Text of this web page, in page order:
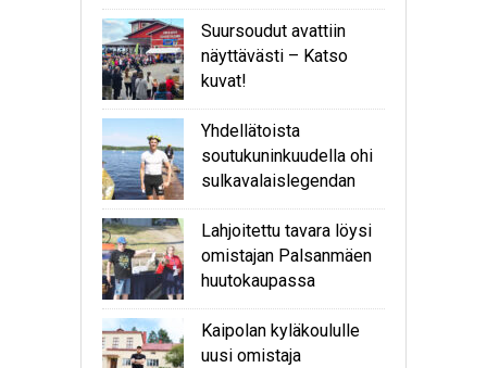
Suursoudut avattiin
näyttävästi – Katso
kuvat!
Yhdellätoista
soutukuninkuudella ohi
sulkavalaislegendan
Lahjoitettu tavara löysi
omistajan Palsanmäen
huutokaupassa
Kaipolan kyläkoululle
uusi omistaja